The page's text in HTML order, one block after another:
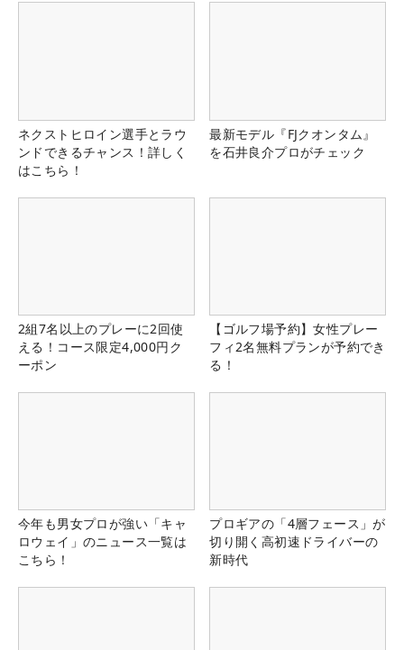
ネクストヒロイン選手とラウ
ンドできるチャンス！詳しく
はこちら！
最新モデル『FJクオンタム』
を石井良介プロがチェック
2組7名以上のプレーに2回使
える！コース限定4,000円ク
ーポン
【ゴルフ場予約】女性プレー
フィ2名無料プランが予約でき
る！
今年も男女プロが強い「キャ
ロウェイ」のニュース一覧は
こちら！
プロギアの「4層フェース」が
切り開く高初速ドライバーの
新時代